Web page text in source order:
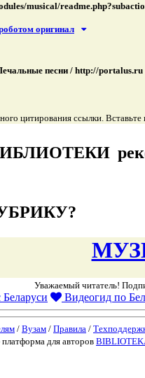
musical/
оригинал
песни / http://portalus.ru
цитирования ссылки.
Уважаемый читатель!
Видеогид по
/ Вузам / Правила /
для авторов